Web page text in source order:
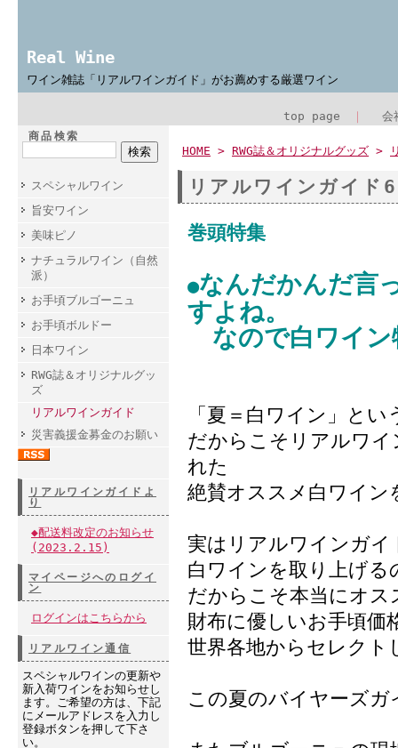
Real Wine
ワイン雑誌「リアルワインガイド」がお薦めする厳選ワイン
top page 会
商品検索
スペシャルワイン
旨安ワイン
美味ピノ
ナチュラルワイン（自然
派）
お手頃ブルゴーニュ
お手頃ボルドー
日本ワイン
RWG誌＆オリジナルグッ
ズ
リアルワインガイド
災害義援金募金のお願い
リアルワインガイドよ
り
◆配送料改定のお知らせ
(2023.2.15)
マイページへのログイ
ン
ログインはこちらから
リアルワイン通信
スペシャルワインの更新や
新入荷ワインをお知らせし
ます。ご希望の方は、下記
にメールアドレスを入力し
登録ボタンを押して下さ
い。
HOME > RWG誌＆オリジナルグッズ >
リアルワインガイド
巻頭特集
●なんだかんだ言
すよね。
なので白ワイ
「夏＝白ワイン」と
だからこそリアルワ
れた
絶賛オススメ白ワイン
実はリアルワインガイ
白ワインを取り上げる
だからこそ本当にオ
財布に優しいお手頃価
世界各地からセレクト
この夏のバイヤーズ